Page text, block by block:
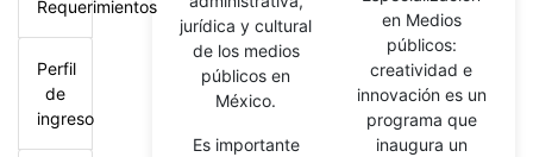
Requerimientos
Perfil
de
ingreso
jurídica y cultural
de los medios
públicos en
México.
Es importante
en Medios
públicos:
creatividad e
innovación es un
programa que
inaugura un